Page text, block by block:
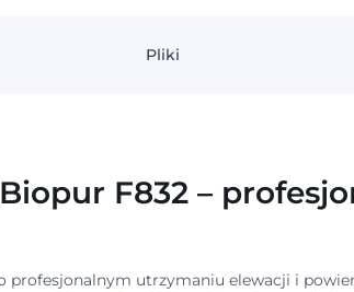
Pliki
F832 –
utrzymaniu elewacji i